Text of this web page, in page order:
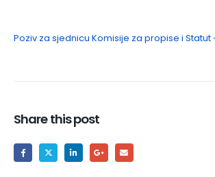
Poziv za sjednicu Komisije za propise i Statut
Share this post